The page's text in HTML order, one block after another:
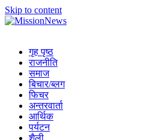
Skip to content
गृह पृष्ठ
राजनीति
समाज
बिचार/ब्लग
फिचर
अन्तरवार्ता
आर्थिक
पर्यटन
शैली